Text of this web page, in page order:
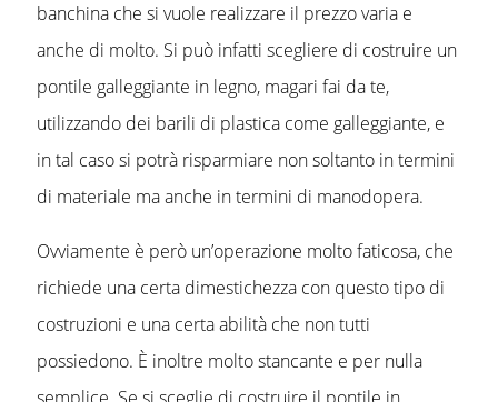
banchina che si vuole realizzare il prezzo varia e
anche di molto. Si può infatti scegliere di costruire un
pontile galleggiante in legno, magari fai da te,
utilizzando dei barili di plastica come galleggiante, e
in tal caso si potrà risparmiare non soltanto in termini
di materiale ma anche in termini di manodopera.
Ovviamente è però un’operazione molto faticosa, che
richiede una certa dimestichezza con questo tipo di
costruzioni e una certa abilità che non tutti
possiedono. È inoltre molto stancante e per nulla